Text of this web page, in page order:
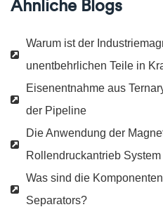
Ähnliche Blogs
Warum ist der
unentbehrlichen Teile in
Eisenentnahme aus
der Pipeline
Die Anwendung der
Rollendruckantrieb System
Was sind die
Separators?